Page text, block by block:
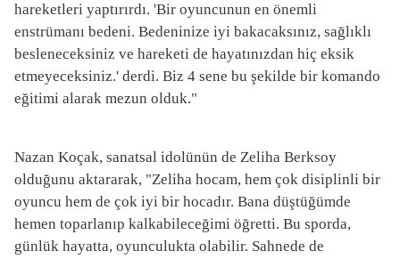
hareketleri yaptırırdı. 'Bir oyuncunun en önemli
enstrümanı bedeni. Bedeninize iyi bakacaksınız, sağlıklı
besleneceksiniz ve hareketi de hayatınızdan hiç eksik
etmeyeceksiniz.' derdi. Biz 4 sene bu şekilde bir komando
eğitimi alarak mezun olduk."
Nazan Koçak, sanatsal idolünün de Zeliha Berksoy
olduğunu aktararak, "Zeliha hocam, hem çok disiplinli bir
oyuncu hem de çok iyi bir hocadır. Bana düştüğümde
hemen toparlanıp kalkabileceğimi öğretti. Bu sporda,
günlük hayatta, oyunculukta olabilir. Sahnede de